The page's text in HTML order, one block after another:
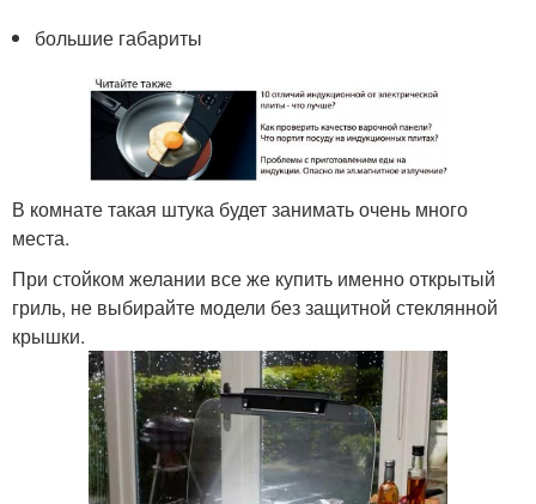
большие габариты
В комнате такая штука будет занимать очень много
места.
При стойком желании все же купить именно открытый
гриль, не выбирайте модели без защитной стеклянной
крышки.